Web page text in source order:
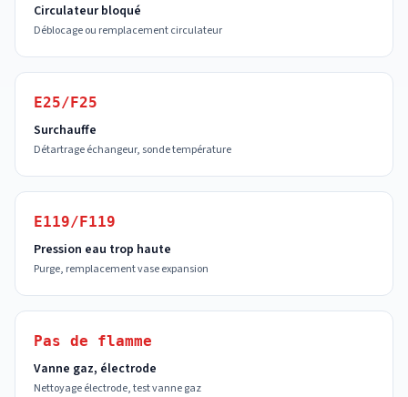
Circulateur bloqué
Déblocage ou remplacement circulateur
E25/F25
Surchauffe
Détartrage échangeur, sonde température
E119/F119
Pression eau trop haute
Purge, remplacement vase expansion
Pas de flamme
Vanne gaz, électrode
Nettoyage électrode, test vanne gaz